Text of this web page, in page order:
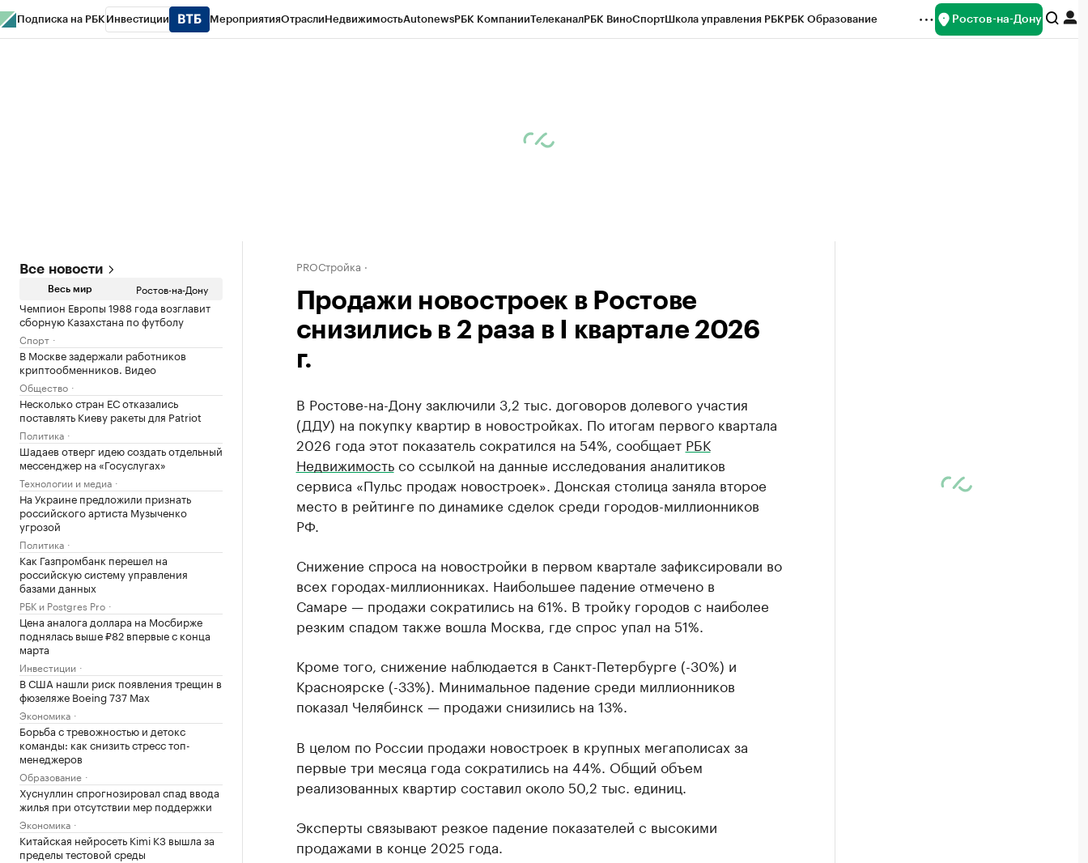
Подписка на РБК Инвестиции МероприятияОтраслиНедвижимостьAutonewsРБК КомпанииТелеканалРБК ВиноСпортШкола управления РБКРБК Образование Ростов-на-Дону
Все новости
Весь мир Ростов-на-Дону
Чемпион Европы 1988 года возглавит
сборную Казахстана по футболу
Спорт
В Москве задержали работников
криптообменников. Видео
Общество
Несколько стран ЕС отказались
поставлять Киеву ракеты для Patriot
Политика
Шадаев отверг идею создать отдельный
мессенджер на «Госуслугах»
Технологии и медиа
На Украине предложили признать
российского артиста Музыченко
угрозой
Политика
Как Газпромбанк перешел на
российскую систему управления
базами данных
РБК и Postgres Pro
Цена аналога доллара на Мосбирже
поднялась выше ₽82 впервые с конца
марта
Инвестиции
В США нашли риск появления трещин в
фюзеляже Boeing 737 Max
Экономика
Борьба с тревожностью и детокс
команды: как снизить стресс топ-
менеджеров
Образование
Хуснуллин спрогнозировал спад ввода
жилья при отсутствии мер поддержки
Экономика
Китайская нейросеть Kimi K3 вышла за
пределы тестовой среды
PROСтройка
Продажи новостроек в Ростове
снизились в 2 раза в I квартале 2026
г.
В Ростове-на-Дону заключили 3,2 тыс. договоров долевого участия
(ДДУ) на покупку квартир в новостройках. По итогам первого квартала
2026 года этот показатель сократился на 54%, сообщает РБК
Недвижимостьсо ссылкой на данные исследования аналитиков
сервиса «Пульс продаж новостроек». Донская столица заняла второе
место в рейтинге по динамике сделок среди городов-миллионников
РФ.
Снижение спроса на новостройки в первом квартале зафиксировали во
всех городах-миллионниках. Наибольшее падение отмечено в
Самаре — продажи сократились на 61%. В тройку городов с наиболее
резким спадом также вошла Москва, где спрос упал на 51%.
Кроме того, снижение наблюдается в Санкт-Петербурге (-30%) и
Красноярске (-33%). Минимальное падение среди миллионников
показал Челябинск — продажи снизились на 13%.
В целом по России продажи новостроек в крупных мегаполисах за
первые три месяца года сократились на 44%. Общий объем
реализованных квартир составил около 50,2 тыс. единиц.
Эксперты связывают резкое падение показателей с высокими
продажами в конце 2025 года.